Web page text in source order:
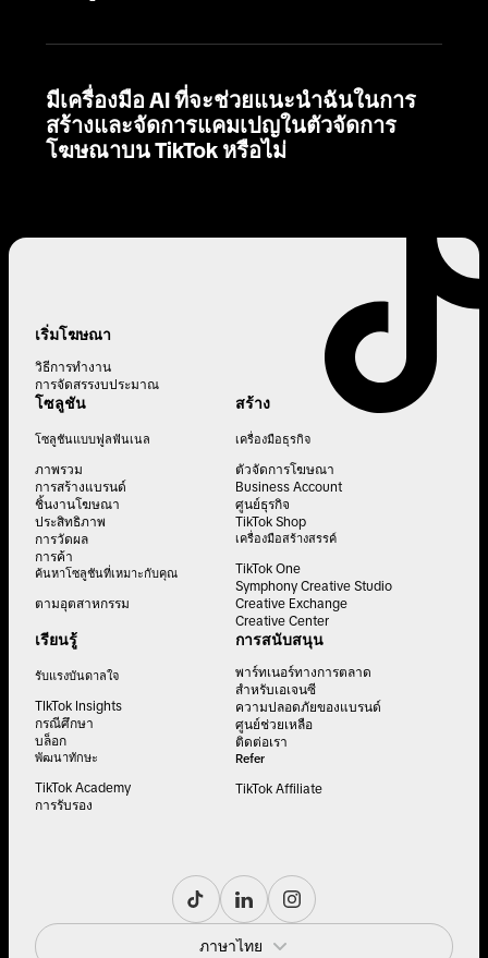
มีเครื่องมือ AI ที่จะช่วยแนะนำฉันในการ
สร้างและจัดการแคมเปญในตัวจัดการ
โฆษณาบน TikTok หรือไม่
เริ่มโฆษณา
วิธีการทำงาน
การจัดสรรงบประมาณ
โซลูชัน
โซลูชันแบบฟูลฟันเนล
ภาพรวม
การสร้างแบรนด์
ชิ้นงานโฆษณา
ประสิทธิภาพ
การวัดผล
การค้า
ค้นหาโซลูชันที่เหมาะกับคุณ
ตามอุตสาหกรรม
สร้าง
เครื่องมือธุรกิจ
ตัวจัดการโฆษณา
Business Account
ศูนย์ธุรกิจ
TikTok Shop
เครื่องมือสร้างสรรค์
TikTok One
Symphony Creative Studio
Creative Exchange
Creative Center
เรียนรู้
รับแรงบันดาลใจ
TIkTok Insights
กรณีศึกษา
บล็อก
พัฒนาทักษะ
TikTok Academy
การรับรอง
การสนับสนุน
พาร์ทเนอร์ทางการตลาด
สำหรับเอเจนซี
ความปลอดภัยของแบรนด์
ศูนย์ช่วยเหลือ
ติดต่อเรา
Refer
TikTok Affiliate
ภาษาไทย